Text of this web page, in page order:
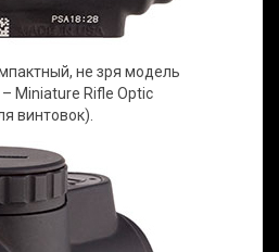
не зря модель
Miniature Rifle Optic
винтовок).